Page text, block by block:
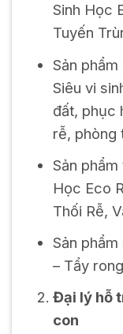
Sinh Học
Tuyến
Sản
Siêu vi
đất, phục
rễ, phòng
Sản
Học Eco
Thối Rễ,
Sản
– Tẩy
Đại lý hỗ
con